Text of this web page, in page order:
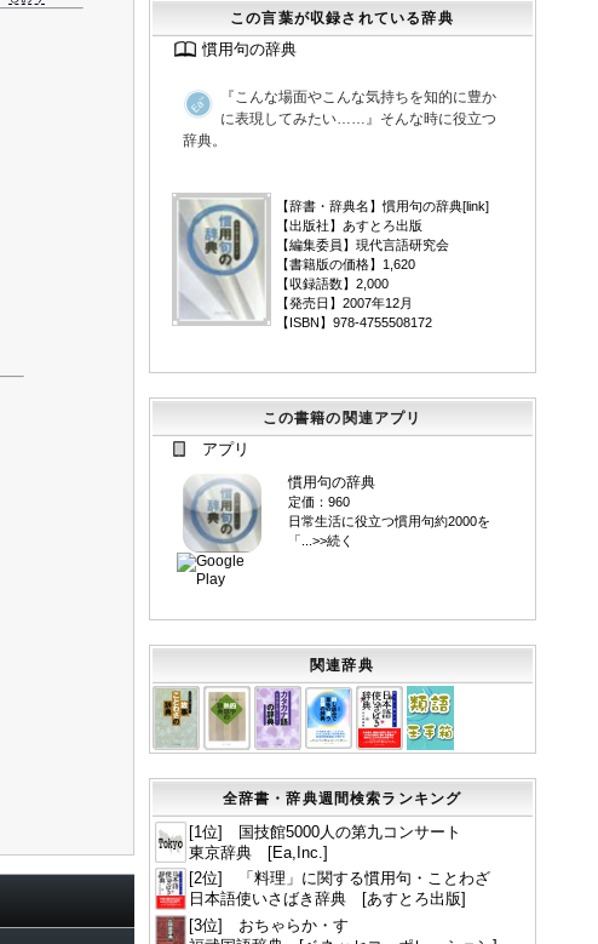
この言葉が収録されている辞典
慣用句の辞典
『こんな場面やこんな気持ちを知的に豊か
に表現してみたい……』そんな時に役立つ
辞典。
【辞書・辞典名】慣用句の辞典[link]
【出版社】あすとろ出版
【編集委員】現代言語研究会
【書籍版の価格】1,620
【収録語数】2,000
【発売日】2007年12月
【ISBN】978-4755508172
この書籍の関連アプリ
アプリ
慣用句の辞典
定価：960
日常生活に役立つ慣用句約2000を
「...>>続く
関連辞典
全辞書・辞典週間検索ランキング
[1位] 国技館5000人の第九コンサート
東京辞典 [Ea,Inc.]
[2位] 「料理」に関する慣用句・ことわざ
日本語使いさばき辞典 [あすとろ出版]
[3位] おちゃらか・す